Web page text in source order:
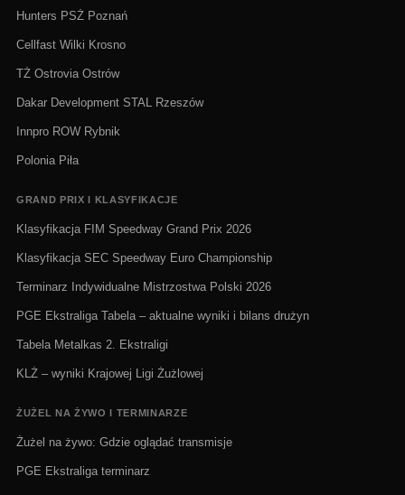
Hunters PSŻ Poznań
Cellfast Wilki Krosno
TŻ Ostrovia Ostrów
Dakar Development STAL Rzeszów
Innpro ROW Rybnik
Polonia Piła
GRAND PRIX I KLASYFIKACJE
Klasyfikacja FIM Speedway Grand Prix 2026
Klasyfikacja SEC Speedway Euro Championship
Terminarz Indywidualne Mistrzostwa Polski 2026
PGE Ekstraliga Tabela – aktualne wyniki i bilans drużyn
Tabela Metalkas 2. Ekstraligi
KLŻ – wyniki Krajowej Ligi Żużlowej
ŻUŻEL NA ŻYWO I TERMINARZE
Żużel na żywo: Gdzie oglądać transmisje
PGE Ekstraliga terminarz